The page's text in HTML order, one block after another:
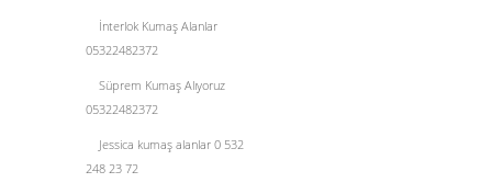
İnterlok Kumaş Alanlar
05322482372
Süprem Kumaş Alıyoruz
05322482372
Jessica kumaş alanlar 0 532
248 23 72